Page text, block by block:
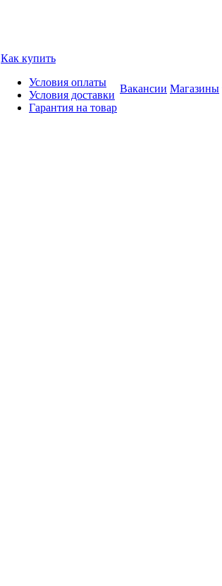
Как купить
Условия оплаты
Условия доставки
Гарантия на товар
Вакансии Магазины